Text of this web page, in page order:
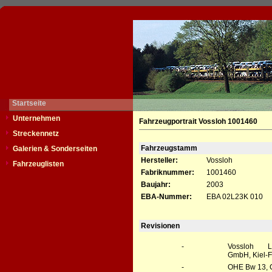
Startseite
Unternehmen
Streckennetz
Galerien & Sonderseiten
Fahrzeuglisten
Fahrzeugportrait Vossloh 1001460
Fahrzeugstamm
Hersteller:
Vossloh
Fabriknummer:
1001460
Baujahr:
2003
EBA-Nummer:
EBA 02L23K 010
Revisionen
-
Vossloh
GmbH, Kiel-
-
OHE Bw 13,